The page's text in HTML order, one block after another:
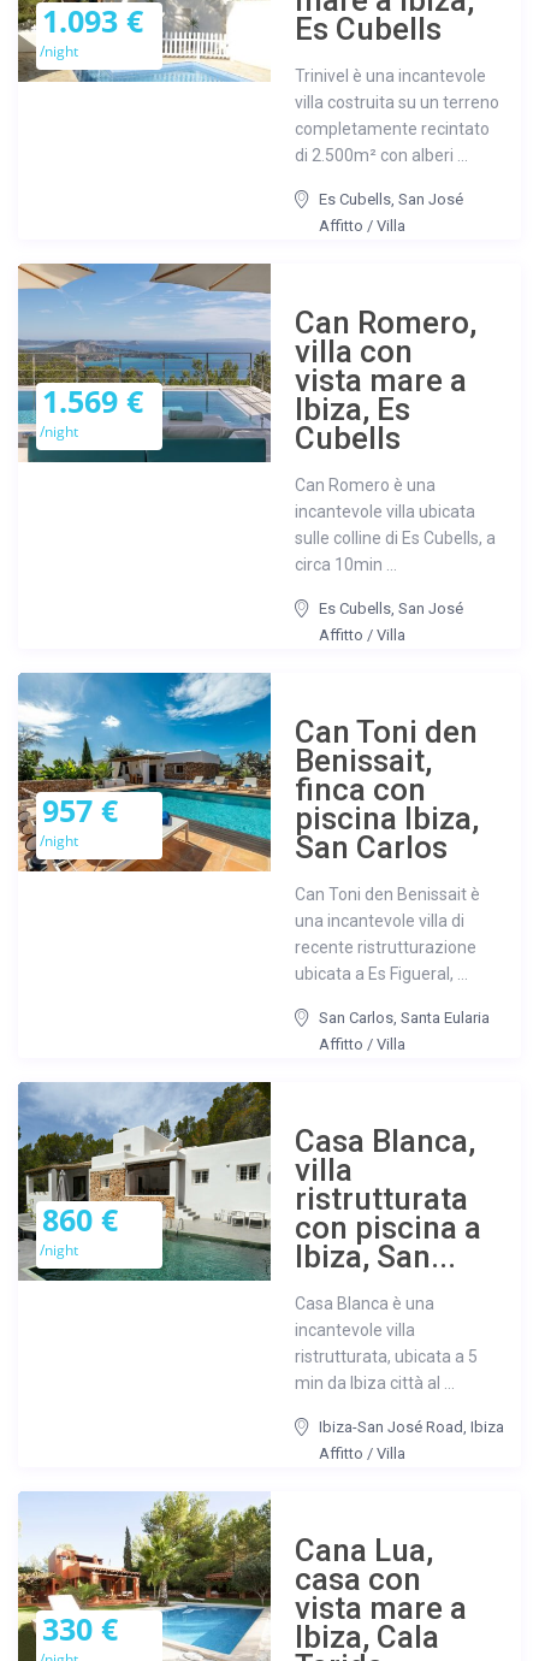
1.093 €
/night
Es Cubells
Trinivel è una incantevole
villa costruita su un terreno
completamente recintato
di 2.500m² con alberi ...
Es Cubells,San José
Affitto /Villa
1.569 €
/night
Can Romero,
villa con
vista mare a
Ibiza, Es
Cubells
Can Romero è una
incantevole villa ubicata
sulle colline di Es Cubells, a
circa 10min ...
Es Cubells,San José
Affitto /Villa
957 €
/night
Can Toni den
Benissait,
finca con
piscina Ibiza,
San Carlos
Can Toni den Benissait è
una incantevole villa di
recente ristrutturazione
ubicata a Es Figueral, ...
San Carlos,Santa Eularia
Affitto /Villa
860 €
/night
Casa Blanca,
villa
ristrutturata
con piscina a
Ibiza, San...
Casa Blanca è una
incantevole villa
ristrutturata, ubicata a 5
min da Ibiza città al ...
Ibiza-San José Road,Ibiza
Affitto /Villa
330 €
Cana Lua,
casa con
vista mare a
Ibiza, Cala